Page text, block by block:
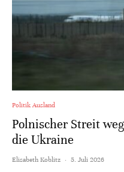
Politik Ausland
Polnischer Streit
die Ukraine
Elisabeth Koblitz · 5. Juli 2026